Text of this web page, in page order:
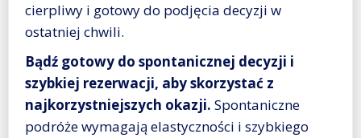
cierpliwy i gotowy do podjęcia decyzji w
ostatniej chwili.
Bądź gotowy do spontanicznej decyzji i
szybkiej rezerwacji, aby skorzystać z
najkorzystniejszych okazji. Spontaniczne
podróże wymagają elastyczności i szybkiego